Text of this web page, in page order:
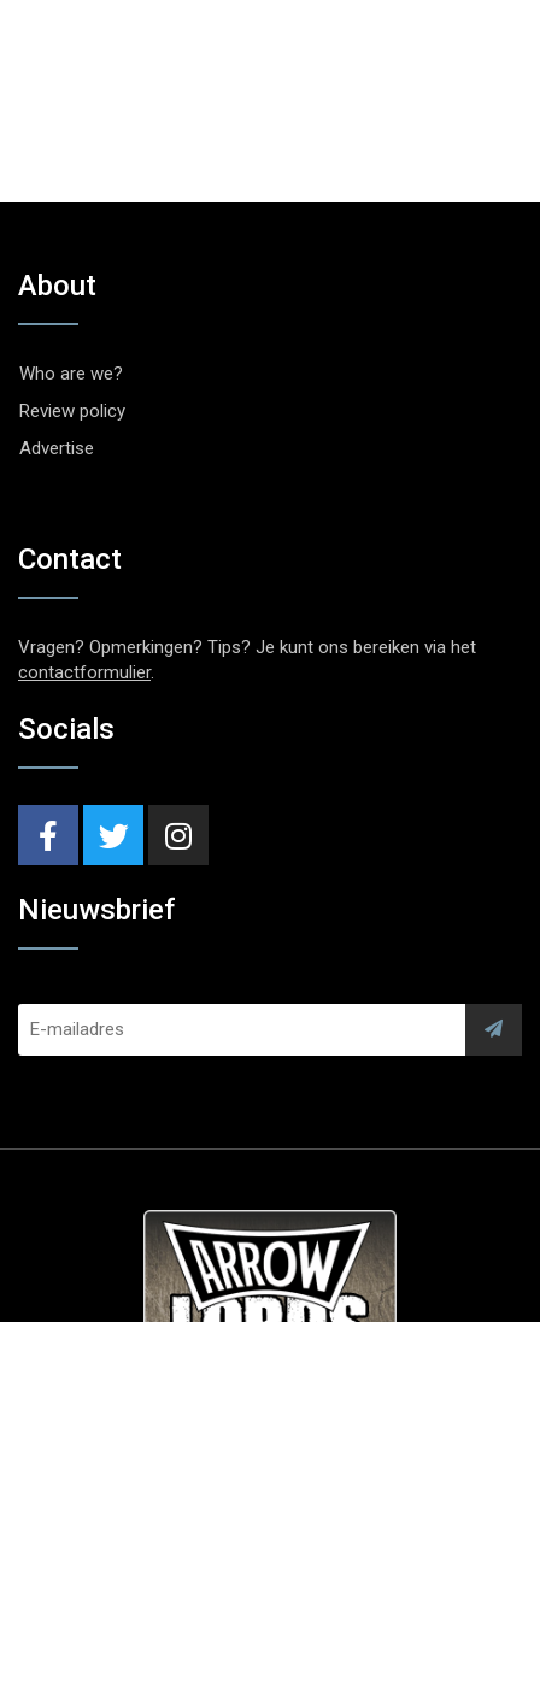
About
Who are we?
Review policy
Advertise
Contact
Vragen? Opmerkingen? Tips? Je kunt ons bereiken via het
contactformulier.
Socials
Nieuwsbrief